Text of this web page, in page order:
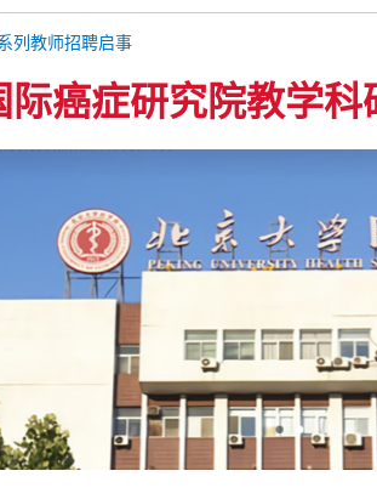
列教师招聘启事
际癌症研究院教学